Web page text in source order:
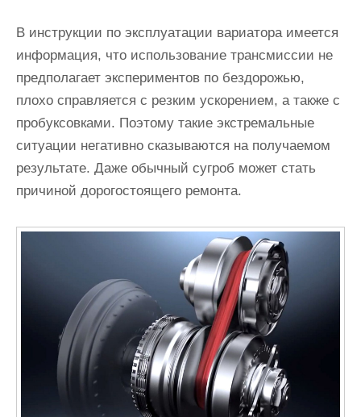
В инструкции по эксплуатации вариатора имеется
информация, что использование трансмиссии не
предполагает экспериментов по бездорожью,
плохо справляется с резким ускорением, а также с
пробуксовками. Поэтому такие экстремальные
ситуации негативно сказываются на получаемом
результате. Даже обычный сугроб может стать
причиной дорогостоящего ремонта.